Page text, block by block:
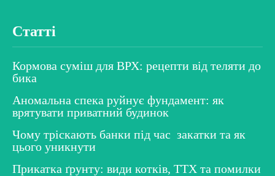
Статті
Кормова суміш для ВРХ: рецепти від теляти до
бика
Аномальна спека руйнує фундамент: як
врятувати приватний будинок
Чому тріскають банки під час закатки та як
цього уникнути
Прикатка ґрунту: види котків, ТТХ та помилки